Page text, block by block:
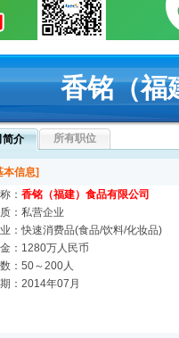
香铭（福
简介 所有职位
本信息]
： 香铭（福建）食品有限公司
：私营企业
：快速消费品(食品/饮料/化妆品)
：1280万人民币
：50～200人
：2014年07月